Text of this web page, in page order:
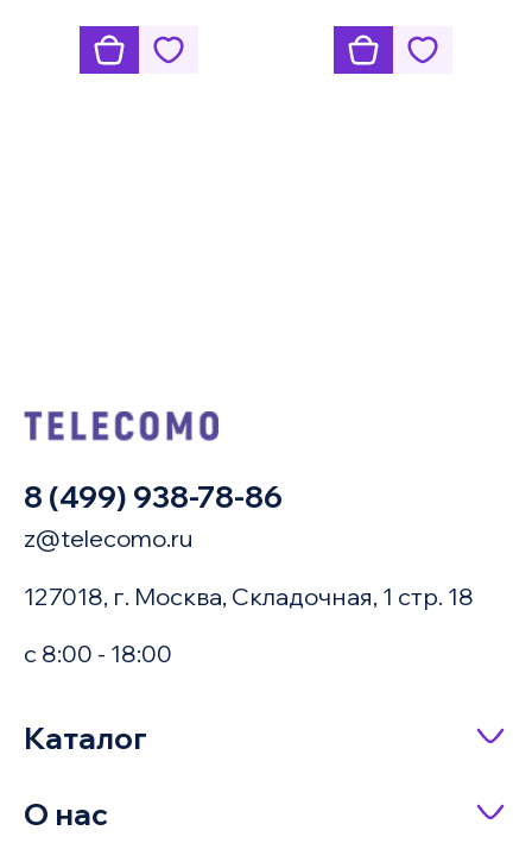
8 (499) 938-78-86
z@telecomo.ru
127018, г. Москва, Складочная, 1 стр. 18
с 8:00 - 18:00
Каталог
О нас
Имя